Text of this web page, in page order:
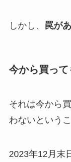
しかし、 罠が
今から買っ
それは今から
わないというこ
2023年12月末